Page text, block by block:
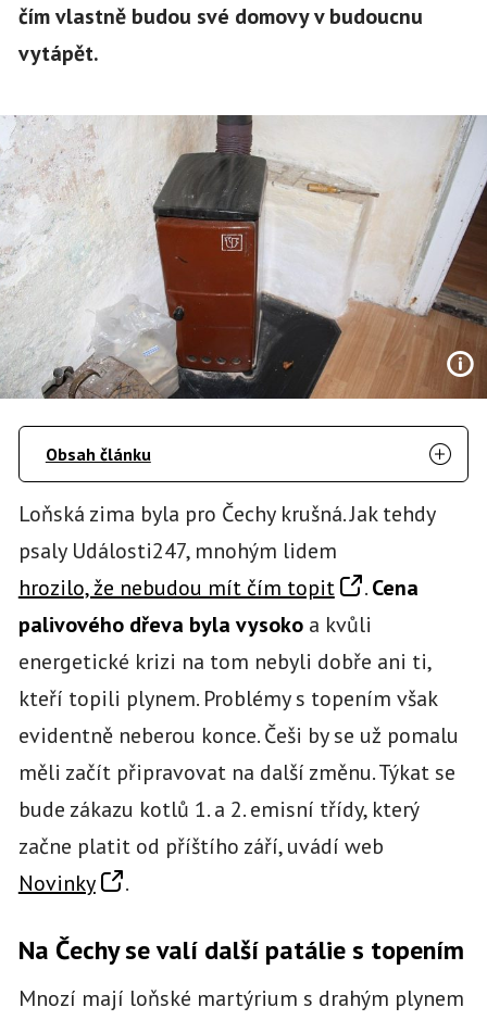
čím vlastně budou své domovy v budoucnu
vytápět.
Obsah článku
Loňská zima byla pro Čechy krušná. Jak tehdy
psaly Události247, mnohým lidem
hrozilo, že nebudou mít čím topit
.Cena
palivového dřeva byla vysokoa kvůli
energetické krizi na tom nebyli dobře ani ti,
kteří topili plynem. Problémy s topením však
evidentně neberou konce. Češi by se už pomalu
měli začít připravovat na další změnu. Týkat se
bude zákazu kotlů 1. a 2. emisní třídy, který
začne platit od příštího září, uvádí web
Novinky
.
Na Čechy se valí další patálie s topením
Mnozí mají loňské martýrium s drahým plynem